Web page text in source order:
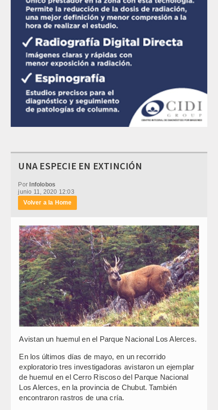
UNA ESPECIE EN EXTINCIÓN
PorInfolobos
junio 11, 2020 12:03
Volver a la Home
Avistan un huemul en el Parque Nacional Los Alerces.
En los últimos días de mayo, en un recorrido
exploratorio tres investigadoras avistaron un ejemplar
de huemul en el Cerro Riscoso del Parque Nacional
Los Alerces, en la provincia de Chubut. También
encontraron rastros de una cría.